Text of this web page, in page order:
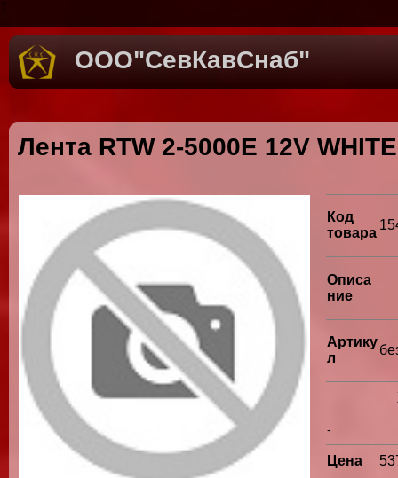
1
ООО"СевКавСнаб"
Лента RTW 2-5000E 12V
Код
товара
Описа
ние
Артику
л
-
Цена